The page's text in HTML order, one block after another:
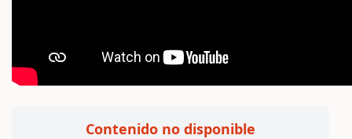
Contenido no disponible